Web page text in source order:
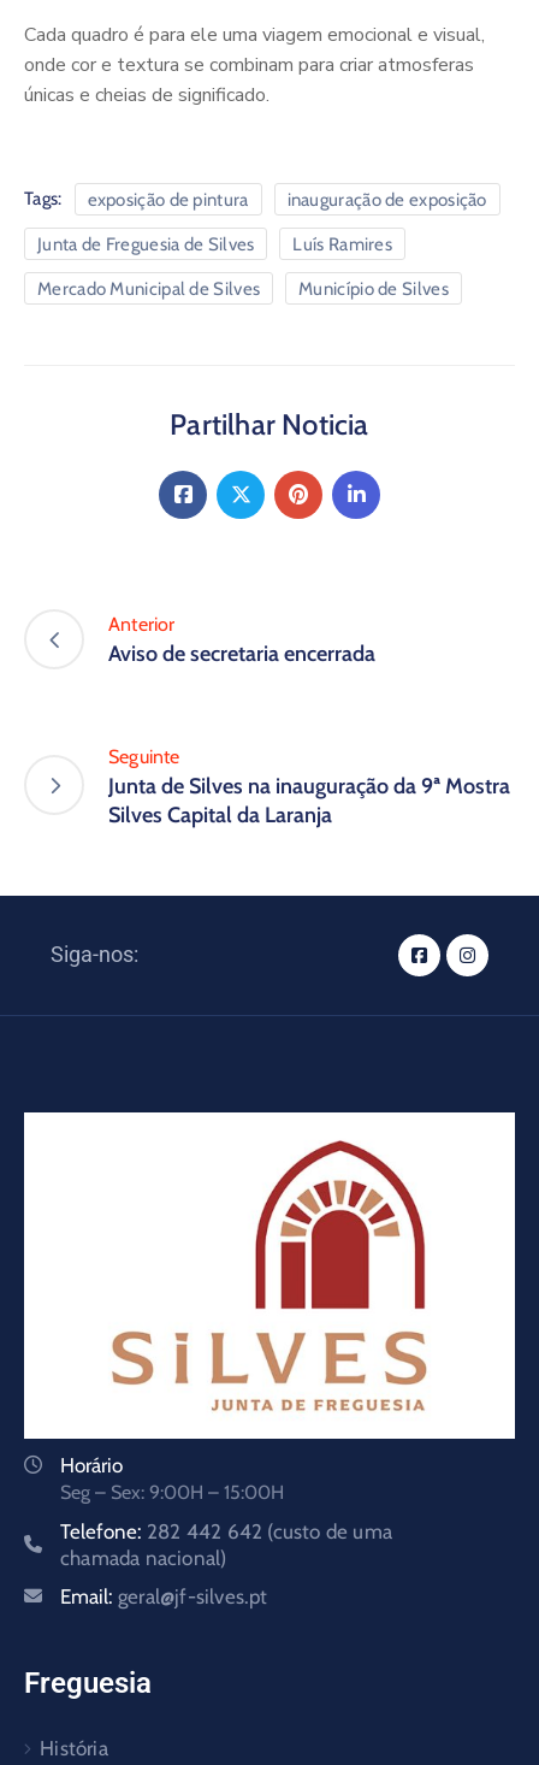
Cada quadro é para ele uma viagem emocional e visual,
onde cor e textura se combinam para criar atmosferas
únicas e cheias de significado.
Tags: exposição de pintura inauguração de exposição
Junta de Freguesia de Silves Luís Ramires
Mercado Municipal de Silves Município de Silves
Partilhar Noticia
Anterior
Aviso de secretaria encerrada
Seguinte
Junta de Silves na inauguração da 9ª Mostra
Silves Capital da Laranja
Siga-nos:
Horário
Seg – Sex: 9:00H – 15:00H
Telefone: 282 442 642 (custo de uma
chamada nacional)
Email: geral@jf-silves.pt
Freguesia
História